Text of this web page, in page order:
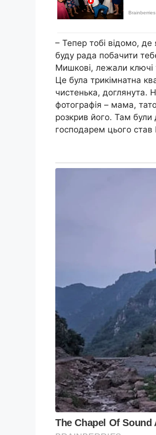
– Тепер тобі відомо,
буду рада побачити
Мишкові, лежали
Це була трикімнатна
чистенька, доглянута.
фотографія – мама,
розкрив його. Там були
господарем цього